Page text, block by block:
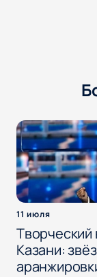
11 июля
Творческий
Казани: